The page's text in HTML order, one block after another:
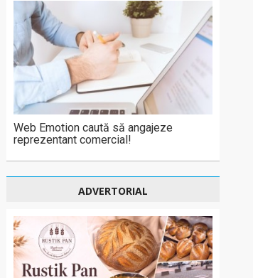
Web Emotion caută să angajeze
reprezentant comercial!
ADVERTORIAL